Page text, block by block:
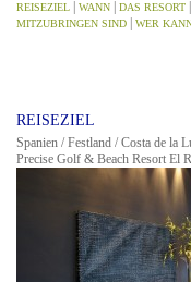
REISEZIEL WANN DAS RESORT
MITZUBRINGEN SIND WER
REISEZIEL
Spanien / Festland / Costa de la
Precise Golf & Beach Resort